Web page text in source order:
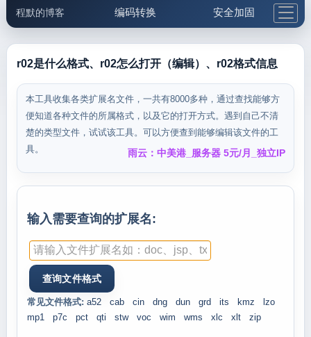
程默的博客 编码转换 安全加固
邮件工具 生活便民 更多工具
5.1支付宝大红包
r02是什么格式、r02怎么打开（编辑）、r02格式信息
本工具收集各类扩展名文件，一共有8000多种，通过查找能够方
便知道各种文件的所属格式，以及它的打开方式。遇到自己不清
楚的类型文件，试试该工具。可以方便查到能够编辑该文件的工
具。
雨云：中美港_服务器 5元/月_独立IP
输入需要查询的扩展名:
常见文件格式: a52 cab cin dng dun grd its kmz
lzo
mp1
p7c pct qti stw voc wim wms xlc xlt zip